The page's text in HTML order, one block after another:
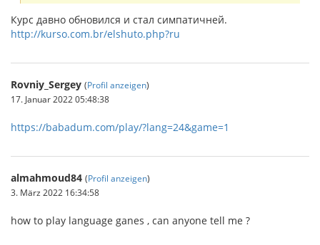
Курс давно обновился и стал симпатичней.
http://kurso.com.br/elshuto.php?ru
Rovniy_Sergey (Profil anzeigen)
17. Januar 2022 05:48:38
https://babadum.com/play/?lang=24&game=1
almahmoud84 (Profil anzeigen)
3. März 2022 16:34:58
how to play language ganes , can anyone tell me ?